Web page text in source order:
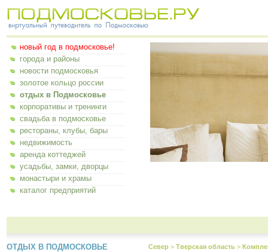
новый год в подмосковье!
города и районы
новости подмосковья
золотое кольцо россии
отдых в Подмосковье
корпоративы и тренинги
свадьба в подмосковье
рестораны, клубы, бары
недвижимость
аренда коттеджей
усадьбы, замки, дворцы
монастыри и храмы
каталог предприятий
ОТДЫХ В ПОДМОСКОВЬЕ Север > Тверская область >